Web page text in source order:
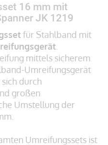
16 mm mit
JK 1219
für Stahlband mit
mittels sicherem
Umreifungsgerät
sich durch
großen
Umstellung der
Umreifungssets ist